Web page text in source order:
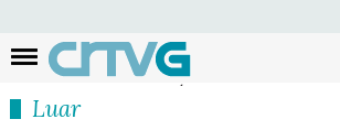
Luar